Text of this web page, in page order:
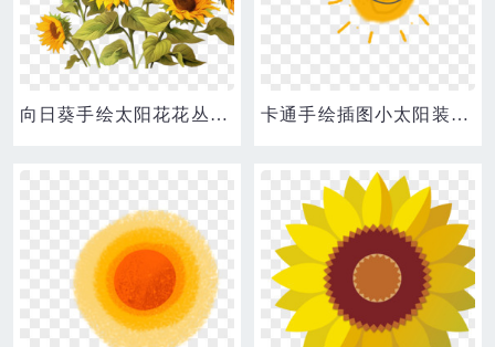
向日葵手绘太阳花花丛元素 卡通手绘插图小太阳装饰元素